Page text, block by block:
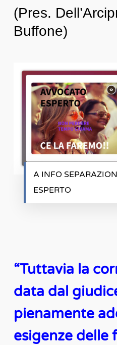
(Pres.
Buffone)
A INFO
ESPERTO
“Tuttavia la
data dal
pienamente
esigenze delle